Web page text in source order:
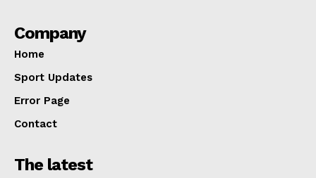
Company
Home
Sport Updates
Error Page
Contact
The latest